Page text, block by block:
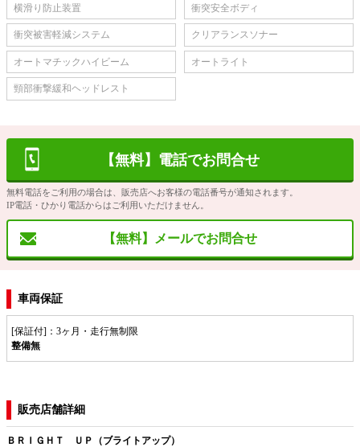
横滑り防止装置 衝突安全ボディ
衝突被害軽減システム クリアランスソナー
オートマチックハイビーム オートライト
頸部衝撃緩和ヘッドレスト
【無料】電話でお問合せ
無料電話をご利用の場合は、販売店へお客様の電話番号が通知されます。
IP電話・ひかり電話からはご利用いただけません。
【無料】メールでお問合せ
車両保証
[保証付]：3ヶ月・走行無制限
整備無
販売店舗詳細
ＢＲＩＧＨＴ ＵＰ（ブライトアップ）